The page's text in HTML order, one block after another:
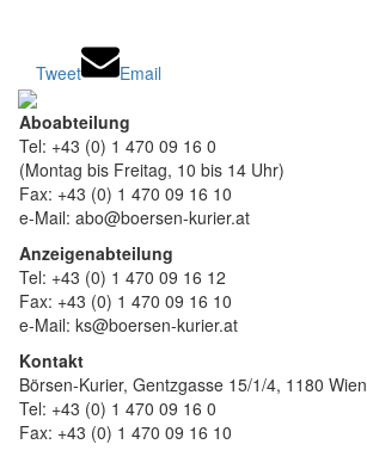
Tweet Email
Aboabteilung
Tel: +43 (0) 1 470 09 16 0
(Montag bis Freitag, 10 bis 14 Uhr)
Fax: +43 (0) 1 470 09 16 10
e-Mail: abo@boersen-kurier.at
Anzeigenabteilung
Tel: +43 (0) 1 470 09 16 12
Fax: +43 (0) 1 470 09 16 10
e-Mail: ks@boersen-kurier.at
Kontakt
Börsen-Kurier, Gentzgasse 15/1/4, 1180 Wien
Tel: +43 (0) 1 470 09 16 0
Fax: +43 (0) 1 470 09 16 10